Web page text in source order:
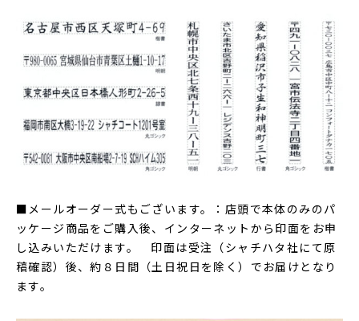
■メールオーダー式もございます。：店頭で本体のみのパ
ッケージ商品をご購入後、インターネットから印面をお申
し込みいただけます。 印面は受注（シャチハタ社にて原
稿確認）後、約８日間（土日祝日を除く）でお届けとなり
ます。